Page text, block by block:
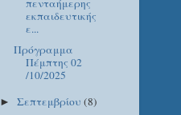
πενταήμερης
εκπαιδευτικής
ε...
Πρόγραμμα
Πέμπτης 02
/10/2025
►Σεπτεμβρίου(8)